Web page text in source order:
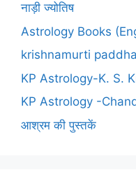
नाड़ी ज्योतिष
Astrology Books
krishnamurti
KP Astrology-K. S.
KP Astrology -
आश्रम की पुस्तकें